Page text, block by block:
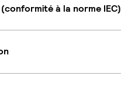
à la norme IEC)